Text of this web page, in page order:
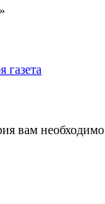
газета
вам необходимо